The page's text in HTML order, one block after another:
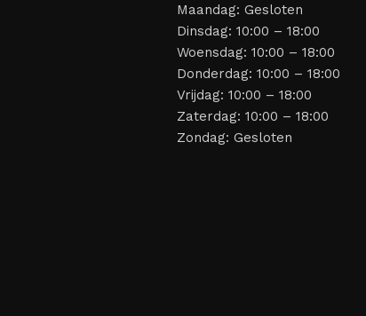
Maandag: Gesloten
Dinsdag: 10:00 – 18:00
Woensdag: 10:00 – 18:00
Donderdag: 10:00 – 18:00
Vrijdag: 10:00 – 18:00
Zaterdag: 10:00 – 18:00
Zondag: Gesloten